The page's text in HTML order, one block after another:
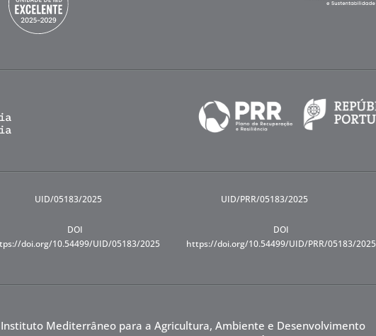
UID/05183/2025
DOI
doi.org/10.54499/UID/05183/2025
UID/PRR/05183/2025
DOI
https://doi.org/10.54499/UID/PRR/05183/2025
Instituto Mediterrâneo para a Agricultura, Ambiente e Desenvolvimento